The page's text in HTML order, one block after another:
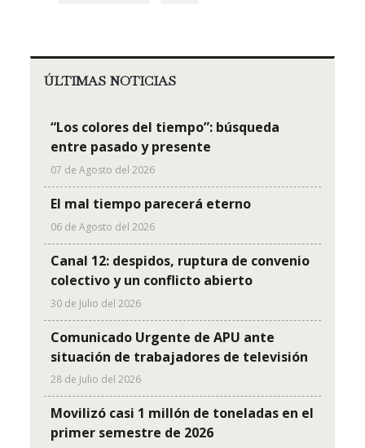
ÚLTIMAS NOTICIAS
“Los colores del tiempo”: búsqueda
entre pasado y presente
07 de Agosto del 2026
El mal tiempo parecerá eterno
06 de Agosto del 2026
Canal 12: despidos, ruptura de convenio
colectivo y un conflicto abierto
30 de Julio del 2026
Comunicado Urgente de APU ante
situación de trabajadores de televisión
28 de Julio del 2026
Movilizó casi 1 millón de toneladas en el
primer semestre de 2026